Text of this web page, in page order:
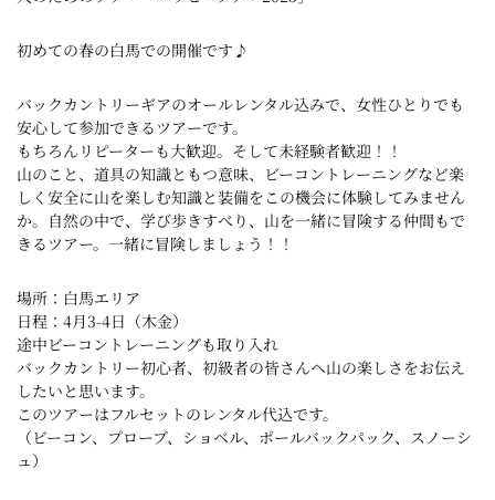
初めての春の白馬での開催です♪
バックカントリーギアのオールレンタル込みで、女性ひとりでも
安心して参加できるツアーです。
もちろんリピーターも大歓迎。そして未経験者歓迎！！
山のこと、道具の知識ともつ意味、ビーコントレーニングなど楽
しく安全に山を楽しむ知識と装備をこの機会に体験してみません
か。自然の中で、学び歩きすべり、山を一緒に冒険する仲間もで
きるツアー。一緒に冒険しましょう！！
場所：白馬エリア
日程：4月3-4日（木金）
途中ビーコントレーニングも取り入れ
バックカントリー初心者、初級者の皆さんへ山の楽しさをお伝え
したいと思います。
このツアーはフルセットのレンタル代込です。
（ビーコン、プローブ、ショベル、ポールバックパック、スノーシ
ュ）